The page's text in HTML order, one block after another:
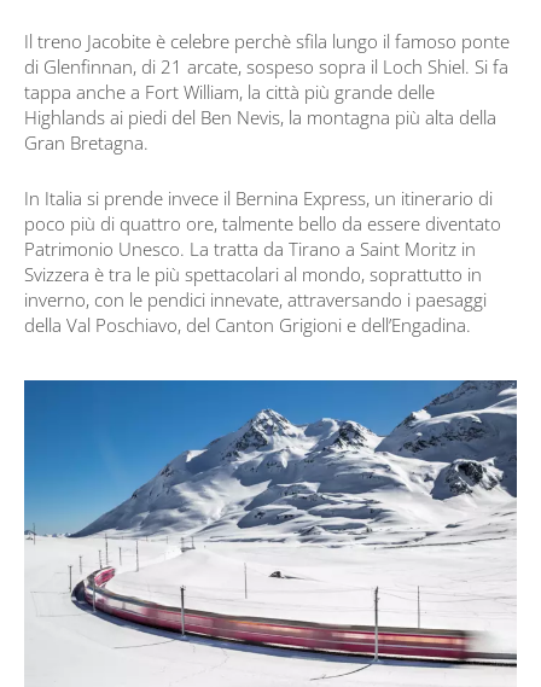
Il treno Jacobite è celebre perchè sfila lungo il famoso ponte
di Glenfinnan, di 21 arcate, sospeso sopra il Loch Shiel. Si fa
tappa anche a Fort William, la città più grande delle
Highlands ai piedi del Ben Nevis, la montagna più alta della
Gran Bretagna.
In Italia si prende invece il Bernina Express, un itinerario di
poco più di quattro ore, talmente bello da essere diventato
Patrimonio Unesco. La tratta da Tirano a Saint Moritz in
Svizzera è tra le più spettacolari al mondo, soprattutto in
inverno, con le pendici innevate, attraversando i paesaggi
della Val Poschiavo, del Canton Grigioni e dell’Engadina.